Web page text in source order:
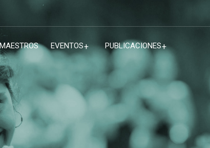
MAESTROS EVENTOS PUBLICACIONES